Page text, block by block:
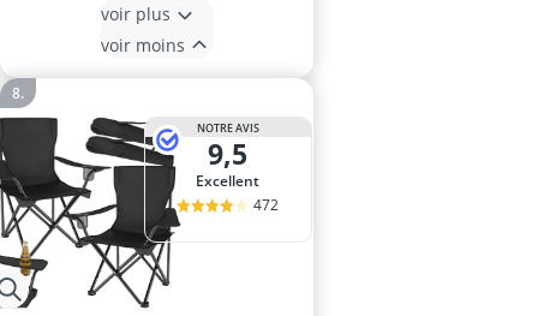
voir plus
voir moins
NOTRE AVIS
9,5
Excellent
472